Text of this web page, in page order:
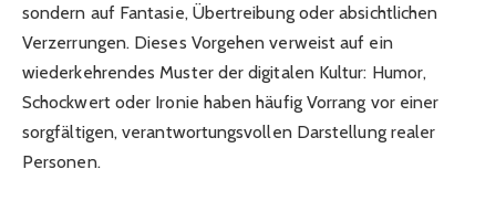
sondern auf Fantasie, Übertreibung oder absichtlichen
Verzerrungen. Dieses Vorgehen verweist auf ein
wiederkehrendes Muster der digitalen Kultur: Humor,
Schockwert oder Ironie haben häufig Vorrang vor einer
sorgfältigen, verantwortungsvollen Darstellung realer
Personen.